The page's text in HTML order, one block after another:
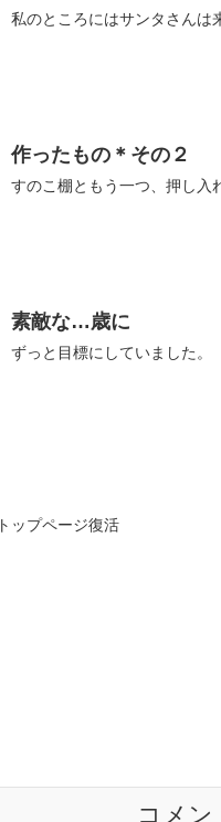
私のところにはサンタさんは
作ったもの＊その２
すのこ棚ともう一つ、押し入
素敵な…歳に
ずっと目標にしていました。
トップページ復活
コメン